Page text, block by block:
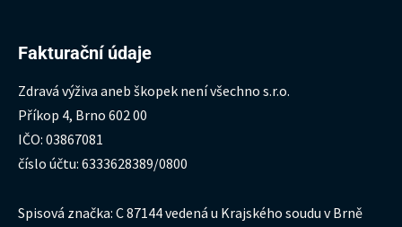
Fakturační údaje
Zdravá výživa aneb škopek není všechno s.r.o.
Příkop 4, Brno 602 00
IČO: 03867081
číslo účtu: 6333628389/0800
Spisová značka: C 87144 vedená u Krajského soudu v Brně